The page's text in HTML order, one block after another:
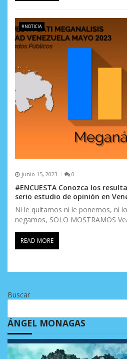
#NOTICIA
junio 15, 2023 0
#ENCUESTA Conozca los
serio estudio de opinión en
Ni le quitamos ni le ponemos, ni
negamos, SOLO MOSTRAMOS
READ MORE
Buscar
ÁNGEL MONAGAS